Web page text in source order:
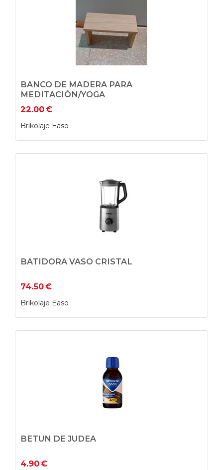
BANCO DE MADERA PARA
MEDITACIÓN/YOGA
22.00€
Brikolaje Easo
BATIDORA VASO CRISTAL
74.50€
Brikolaje Easo
BETUN DE JUDEA
4.90€